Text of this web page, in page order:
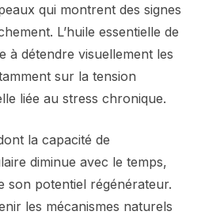
qui montrent des signes
L’huile essentielle de
à détendre visuellement les
sur la tension
liée au stress chronique.
la capacité de
diminue avec le temps,
son potentiel régénérateur.
les mécanismes naturels